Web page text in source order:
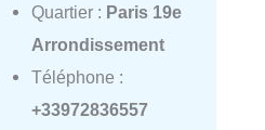
Quartier : Paris 19e
Arrondissement
Téléphone :
+33972836557